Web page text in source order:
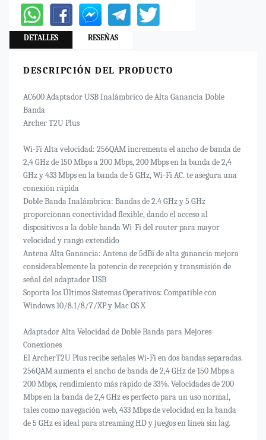
DETALLES RESEÑAS
DESCRIPCIÓN DEL PRODUCTO
AC600 Adaptador USB Inalámbrico de Alta Ganancia Doble
Banda
Archer T2U Plus
Wi-Fi Alta velocidad: 256QAM incrementa el ancho de banda de
2,4 GHz de 150 Mbps a 200 Mbps, 200 Mbps en la banda de 2,4
GHz y 433 Mbps en la banda de 5 GHz, Wi-Fi AC. te asegura una
conexión rápida
Doble Banda Inalámbrica: Bandas de 2.4 GHz y 5 GHz
proporcionan conectividad flexible, dando el acceso al
dispositivos a la doble banda Wi-Fi del router para mayor
velocidad y rango extendido
Antena Alta Ganancia: Antena de 5dBi de alta ganancia mejora
considerablemente la potencia de recepción y transmisión de
señal del adaptador USB
Soporta los Últimos Sistemas Operativos: Compatible con
Windows 10/8.1/8/7/XP y Mac OS X
Adaptador Alta Velocidad de Doble Banda para Mejores
Conexiones
El ArcherT2U Plus recibe señales Wi-Fi en dos bandas separadas.
256QAM aumenta el ancho de banda de 2,4 GHz de 150 Mbps a
200 Mbps, rendimiento más rápido de 33%. Velocidades de 200
Mbps en la banda de 2,4 GHz es perfecto para un uso normal,
tales como navegación web, 433 Mbps de velocidad en la banda
de 5 GHz es ideal para streaming HD y juegos en línea sin lag.